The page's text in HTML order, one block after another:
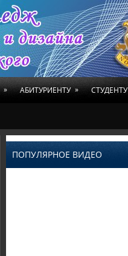
» АБИТУРИЕНТУ » СТУДЕНТУ
ПОПУЛЯРНОЕ ВИДЕО